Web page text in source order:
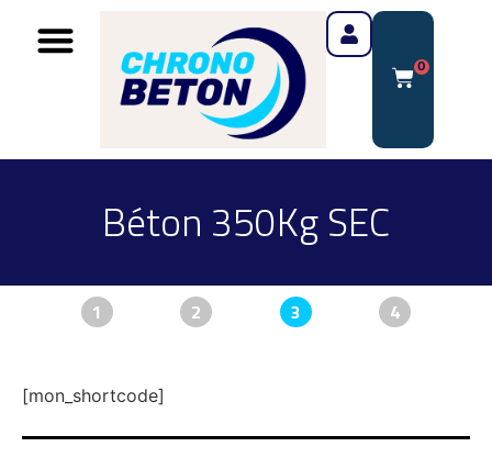
0
Béton 350Kg SEC
1 2 3 4
[mon_shortcode]